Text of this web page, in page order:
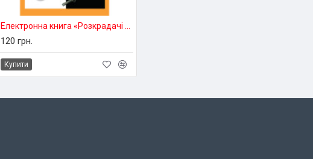
120 грн.
Купити